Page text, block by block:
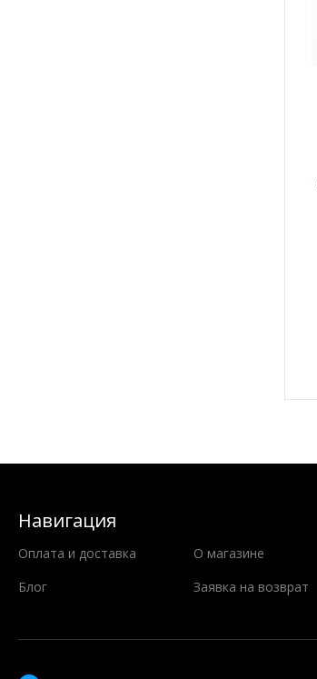
Навигация
Оплата и доставка О магазине
Блог
Заявка на возврат